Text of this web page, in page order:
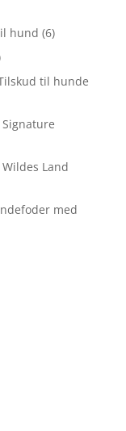
hund (6)
til hunde
Land
med